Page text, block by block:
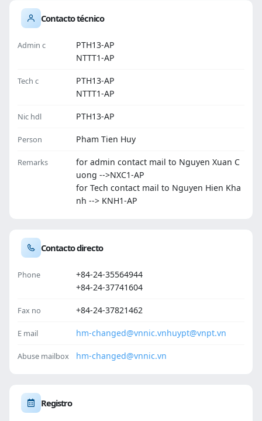
Contacto técnico
Admin c
PTH13-AP
NTTT1-AP
Tech c
PTH13-AP
NTTT1-AP
Nic hdl PTH13-AP
Person Pham Tien Huy
Remarks
for admin contact mail to Nguyen Xuan C
uong -->NXC1-AP
for Tech contact mail to Nguyen Hien Kha
nh --> KNH1-AP
Contacto directo
Phone
+84-24-35564944
+84-24-37741604
Fax no +84-24-37821462
E mail hm-changed@vnnic.vnhuypt@vnpt.vn
Abuse mailbox hm-changed@vnnic.vn
Registro